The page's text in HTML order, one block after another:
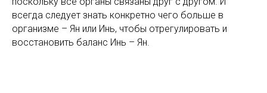
всегда следует знать конкретно чего больше в
организме – Ян или Инь, чтобы отрегулировать и
восстановить баланс Инь – Ян.